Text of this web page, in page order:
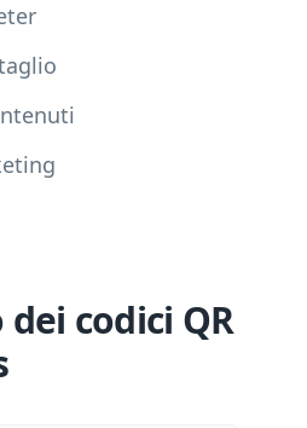
dei codici QR